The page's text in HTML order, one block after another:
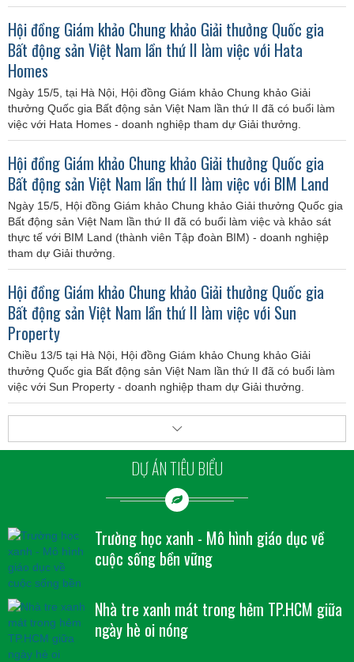
Hội đồng Giám khảo Chung khảo Giải thưởng Quốc gia
Bất động sản Việt Nam lần thứ II làm việc với Hata
Homes
Ngày 15/5, tại Hà Nội, Hội đồng Giám khảo Chung khảo Giải
thưởng Quốc gia Bất động sản Việt Nam lần thứ II đã có buổi làm
việc với Hata Homes - doanh nghiệp tham dự Giải thưởng.
Hội đồng Giám khảo Chung khảo Giải thưởng Quốc gia
Bất động sản Việt Nam lần thứ II làm việc với BIM Land
Ngày 15/5, Hội đồng Giám khảo Chung khảo Giải thưởng Quốc gia
Bất động sản Việt Nam lần thứ II đã có buổi làm việc và khảo sát
thực tế với BIM Land (thành viên Tập đoàn BIM) - doanh nghiệp
tham dự Giải thưởng.
Hội đồng Giám khảo Chung khảo Giải thưởng Quốc gia
Bất động sản Việt Nam lần thứ II làm việc với Sun
Property
Chiều 13/5 tại Hà Nội, Hội đồng Giám khảo Chung khảo Giải
thưởng Quốc gia Bất động sản Việt Nam lần thứ II đã có buổi làm
việc với Sun Property - doanh nghiệp tham dự Giải thưởng.
DỰ ÁN TIÊU BIỂU
Trường học xanh - Mô hình giáo dục về
cuộc sống bền vững
Nhà tre xanh mát trong hẻm TP.HCM giữa
ngày hè oi nóng